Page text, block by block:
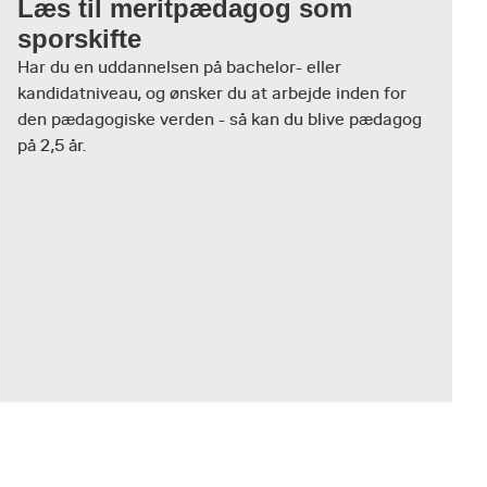
Læs til meritpædagog som
sporskifte
Har du en uddannelsen på bachelor- eller
kandidatniveau, og ønsker du at arbejde inden for
den pædagogiske verden - så kan du blive pædagog
på 2,5 år.